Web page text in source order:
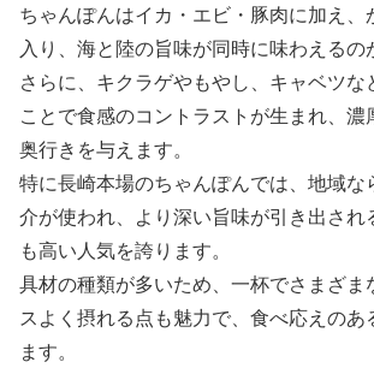
ちゃんぽんはイカ・エビ・豚肉に加え、
入り、海と陸の旨味が同時に味わえるの
さらに、キクラゲやもやし、キャベツな
ことで食感のコントラストが生まれ、濃
奥行きを与えます。
特に長崎本場のちゃんぽんでは、地域な
介が使われ、より深い旨味が引き出され
も高い人気を誇ります。
具材の種類が多いため、一杯でさまざま
スよく摂れる点も魅力で、食べ応えのあ
ます。